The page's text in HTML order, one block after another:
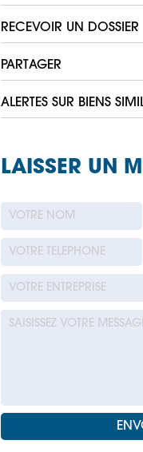
RECEVOIR UN DOSSIER
PARTAGER
ALERTES SUR BIENS
LAISSER UN